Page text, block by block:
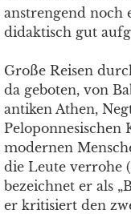
anstrengend noch
didaktisch gut
Große Reisen
da geboten, von
antiken Athen,
Peloponnesischen
modernen
die Leute verrohe
bezeichnet er als
er kritisiert den